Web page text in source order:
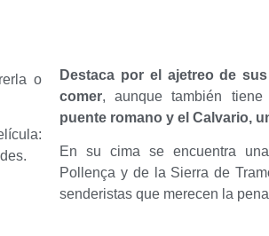
o
Destaca por el ajetreo de
comer, aunque también
puente romano y el Calvario,
En su cima se encuentra
Pollença y de la Sierra de
senderistas que merecen la